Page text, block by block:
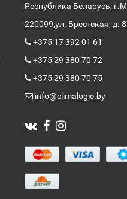
Республика Беларусь,
220099,ул. Брестская, д.
+375 17 392 01 61
+375 29 380 70 72
+375 29 380 70 75
info@climalogic.by